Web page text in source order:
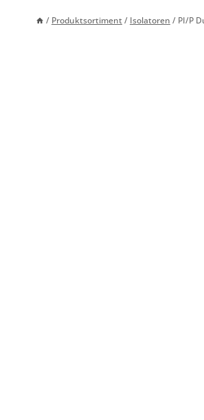
/ Produktsortiment/ Isolatoren / PI/P